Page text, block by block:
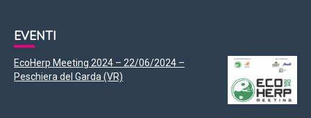
EVENTI
EcoHerp Meeting 2024 – 22/06/2024 –
Peschiera del Garda (VR)